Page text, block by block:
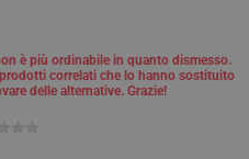
è più ordinabile in quanto dismesso.
correlati che lo hanno sostituito
delle alternative. Grazie!